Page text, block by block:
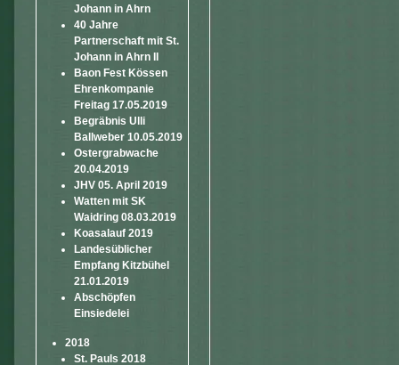
Johann in Ahrn
40 Jahre
Partnerschaft mit St.
Johann in Ahrn II
Baon Fest Kössen
Ehrenkompanie
Freitag 17.05.2019
Begräbnis Ulli
Ballweber 10.05.2019
Ostergrabwache
20.04.2019
JHV 05. April 2019
Watten mit SK
Waidring 08.03.2019
Koasalauf 2019
Landesüblicher
Empfang Kitzbühel
21.01.2019
Abschöpfen
Einsiedelei
2018
St. Pauls 2018